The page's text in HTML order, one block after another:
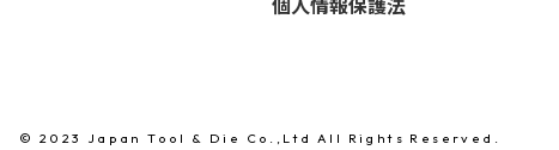
© 2023 Japan Tool & Die Co.,Ltd All Rights Reserved.